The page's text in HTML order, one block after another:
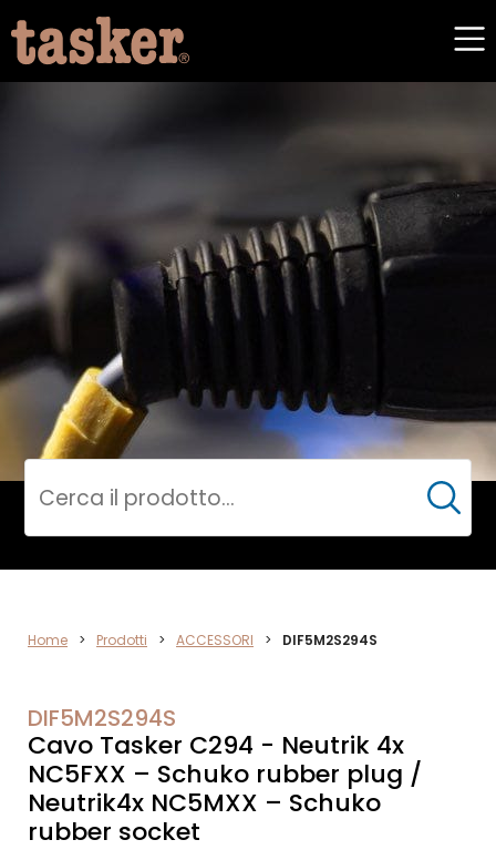
ACCESSORI
Cerca
Home > Prodotti > ACCESSORI > DIF5M2S294S
DIF5M2S294S
Cavo Tasker C294 - Neutrik 4x
NC5FXX – Schuko rubber plug /
Neutrik4x NC5MXX – Schuko
rubber socket